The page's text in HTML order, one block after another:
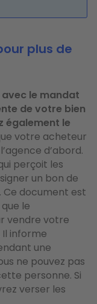
plus de
avec le mandat
de votre bien
également le
votre acheteur
d’abord.
perçoit les
un bon de
document est
le
vendre votre
informe
une
ne pouvez pas
personne. Si
verser les